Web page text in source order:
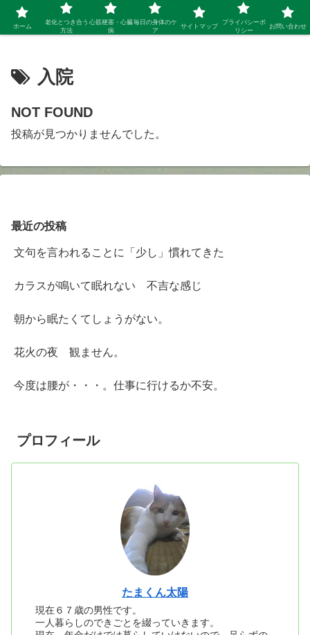
シニア 新しい人生を開拓するブログ
入院
NOT FOUND
投稿が見つかりませんでした。
最近の投稿
文句を言われることに「少し」慣れてきた
カラスが鳴いて眠れない 不吉な感じ
朝から眠たくてしょうがない。
花火の夜 観ません。
今度は腰が・・・。仕事に行けるか不安。
プロフィール
たまくん太陽
現在６７歳の男性です。
一人暮らしのできごとを綴っていきます。
ホーム
老化とつき合う
方法
心筋梗塞・心臓
病
毎日の身体のケ
ア
サイトマップ
プライバシーポ
リシー
お問い合わせ